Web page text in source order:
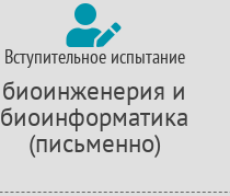

Вступительное испытание
биоинженерия и
биоинформатика
(письменно)